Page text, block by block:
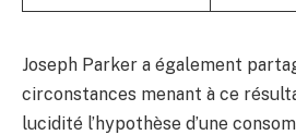
Joseph Parker a également
circonstances menant à ce
lucidité l’hypothèse d’une